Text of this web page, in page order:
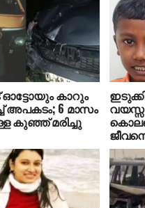
ഓട്ടോയും കാറും
അപകടം; 6 മാസം
കുഞ്ഞ് മരിച്ചു